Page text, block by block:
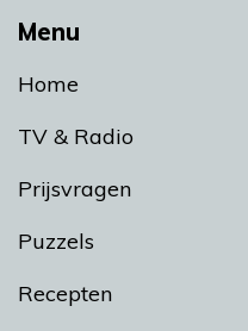
Menu
Home
TV & Radio
Prijsvragen
Puzzels
Recepten